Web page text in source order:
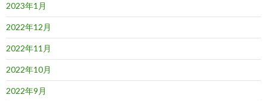
2023年1月
2022年12月
2022年11月
2022年10月
2022年9月